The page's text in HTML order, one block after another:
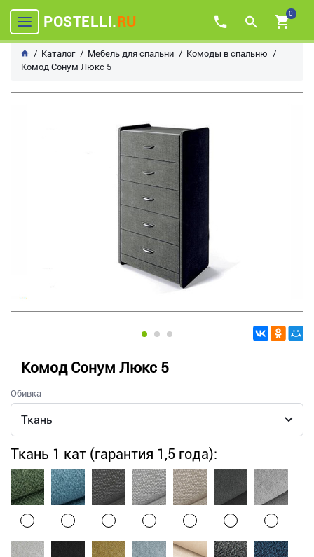
POSTELLI.RU 0
Каталог Мебель для спальни
Комоды в спальню
Комод Сонум Люкс 5
Комод Сонум Люкс 5
Обивка
Ткань 1 кат (гарантия 1,5 года):